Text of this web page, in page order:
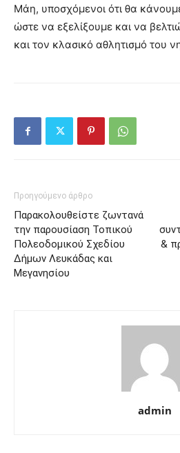
Μάη, υποσχόμενοι ότι θα
ώστε να εξελίξουμε και να
και τον κλασικό αθλητισμό του
Προηγούμενο άρθρο
Παρακολουθείστε ζωντανά
την παρουσίαση Τοπικού
Πολεοδομικού Σχεδίου
Δήμων Λευκάδας και
Μεγανησίου
&
admin